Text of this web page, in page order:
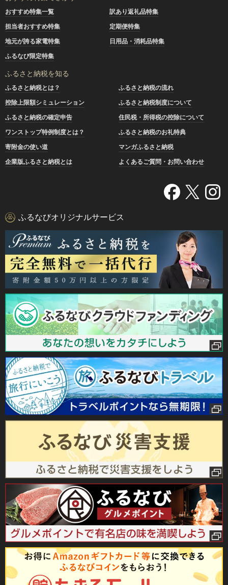
おすすめ特集一覧
訳あり返礼品特集
担当者おすすめ特集
定期便特集
地元が誇る家電特集
日用品・消耗品特集
ふるなび限定特集
ふるさと納税を知る
ふるさと納税とは？
ふるさと納税の流れ
控除上限額シミュレーション
ふるさと納税制度について
ふるさと納税の確定申告
住民税・所得税の控除について
ワンストップ特例制度とは？
ふるさと納税のお礼特典
寄附金の使い道
マンガふるさと納税
企業版ふるさと納税とは
よくあるご質問・お問い合わせ
ふるなびオリジナルサービス